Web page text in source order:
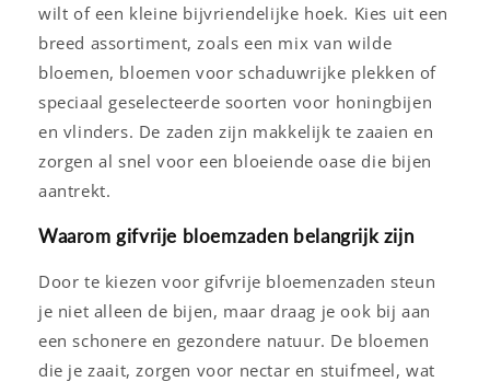
wilt of een kleine bijvriendelijke hoek. Kies uit een
breed assortiment, zoals een mix van wilde
bloemen, bloemen voor schaduwrijke plekken of
speciaal geselecteerde soorten voor honingbijen
en vlinders. De zaden zijn makkelijk te zaaien en
zorgen al snel voor een bloeiende oase die bijen
aantrekt.
Waarom gifvrije bloemzaden belangrijk zijn
Door te kiezen voor gifvrije bloemenzaden steun
je niet alleen de bijen, maar draag je ook bij aan
een schonere en gezondere natuur. De bloemen
die je zaait, zorgen voor nectar en stuifmeel, wat